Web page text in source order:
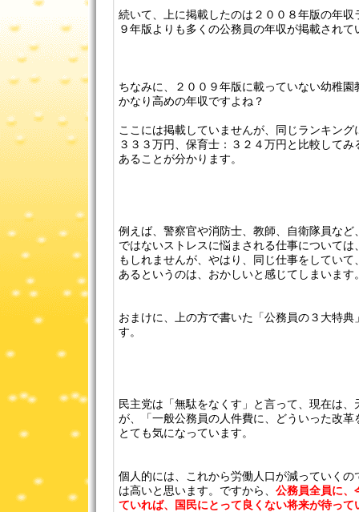
続いて、上に掲載したのは２００８年版の年
９年版よりも多くの公務員の年収が掲載されて
ちなみに、２００９年版に載っていない幼稚
かなり高めの年収ですよね？
ここには掲載していませんが、同じランキン
３３３万円、保育士：３２４万円と比較してみ
あることが分かります。
例えば、警察官や消防士、教師、自衛隊員な
ではないストレスに悩まされる仕事について
もしれませんが、やはり、同じ仕事をしてい
あるというのは、おかしいと感じてしまいます
おまけに、上の方で書いた「公務員の３大特
す。
民主党は「無駄をなくす」と言って、現在は
が、「一般公務員の人件費に、どういった改
とても気になっています。
個人的には、これから労働人口が減っていく
は高いと思います。ですから、 公務員全員に、
ていれば、国民にとって良くない将来が待って